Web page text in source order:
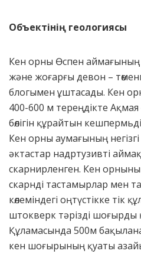
Объектінің геологиясы
Кен орны Өспен аймағының
және жоғарғы девон –
блогымен ұштасады. Кен
400-600 м тереңдікте Ақмая
бөлігін құрайтын
Кен орны аумағының негізгі
әктастар надртузивті
скарнирленген. Кен орнының
скарнді тастамырлар мен
көлеміндегі оңтүстікке тік
штокверк тәрізді
Құламасында 500м
кен шоғырының қуаты